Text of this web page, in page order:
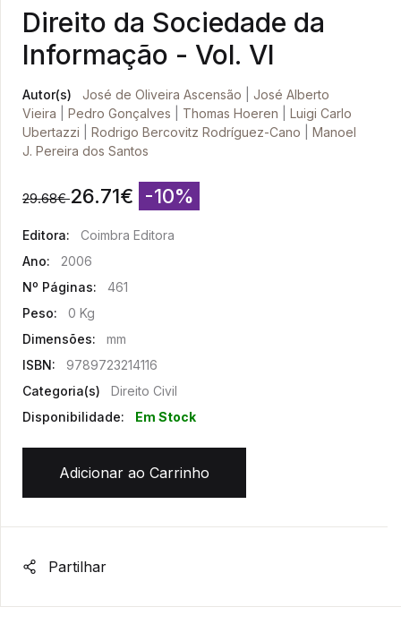
Direito da Sociedade da
Informação - Vol. VI
Autor(s) José de Oliveira Ascensão
José Alberto
Vieira
Pedro Gonçalves Thomas Hoeren
Luigi Carlo
Ubertazzi
Rodrigo Bercovitz Rodríguez-Cano
Manoel
J. Pereira dos Santos
29.68€ 26.71€ -10%
Editora:
Coimbra Editora
Ano:
2006
Nº Páginas:
461
Peso:
0 Kg
Dimensões:
mm
ISBN:
9789723214116
Categoria(s)
Direito Civil
Disponibilidade:
Em Stock
Adicionar ao Carrinho
Partilhar